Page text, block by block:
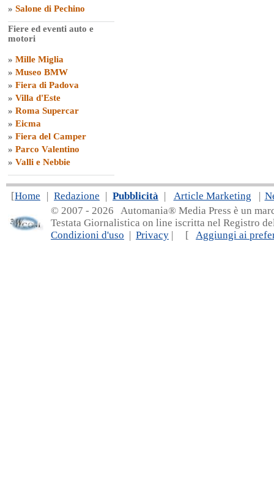
» Salone di Pechino
Fiere ed eventi auto e
motori
» Mille Miglia
» Museo BMW
» Fiera di Padova
» Villa d'Este
» Roma Supercar
» Eicma
» Fiera del Camper
» Parco Valentino
» Valli e Nebbie
[Home | Redazione | Pubblicità | Article Marketing |
© 2007 - 2026 Automania® Media Press è un
Testata Giornalistica on line iscritta nel Registro
Condizioni d'uso | Privacy | [ Aggiungi ai